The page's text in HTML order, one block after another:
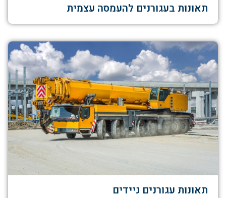
תאונות בעגורנים להעמסה עצמית
תאונות עגורנים ניידים